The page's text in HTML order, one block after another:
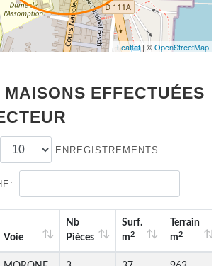
Leaflet| ©OpenStreetMap
EFFECTUÉES
ENREGISTREMENTS
Voie
Nb
Pièces
Surf.
m2
Terrain
m2